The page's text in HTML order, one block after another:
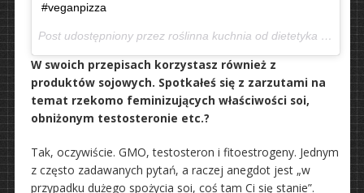
#veganpizza
Post udostępniony przez roślinna kuchnia od dietetyka (@ervegan)
W swoich przepisach korzystasz również z
produktów sojowych. Spotkałeś się z zarzutami na
temat rzekomo feminizujących właściwości soi,
obniżonym testosteronie etc.?
Tak, oczywiście. GMO, testosteron i fitoestrogeny. Jednym
z często zadawanych pytań, a raczej anegdot jest „w
przypadku dużego spożycia soi, coś tam Ci się stanie”.